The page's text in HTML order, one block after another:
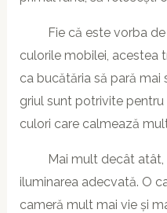
Fie că este vorba de
culorile mobilei, acestea
ca bucătăria să pară mai
griul sunt potrivite
culori care calmează
Mai mult decât atât,
iluminarea adecvată. O
cameră mult mai vie și